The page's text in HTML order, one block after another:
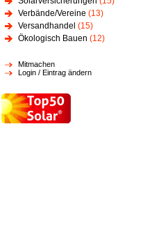
Verbände/Vereine (13)
Versandhandel (15)
Ökologisch Bauen (12)
Mitmachen
Login / Eintrag ändern